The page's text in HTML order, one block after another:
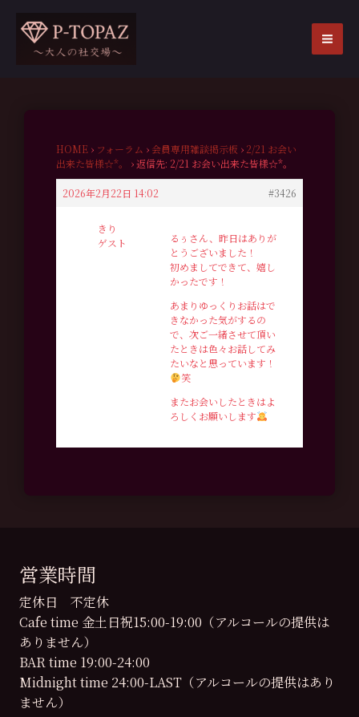
HOME › フォーラム › 会員専用雑談掲示板 › 2/21 お会い
出来た皆様☆*。
›返信先: 2/21 お会い出来た皆様☆*。
2026年2月22日 14:02 #3426
きり
ゲスト
るぅさん、昨日はありが
とうございました！
初めましてできて、嬉し
かったです！
あまりゆっくりお話はで
きなかった気がするの
で、次ご一緒させて頂い
たときは色々お話してみ
たいなと思っています！
笑
またお会いしたときはよ
ろしくお願いします
営業時間
定休日 不定休
Cafe time 金土日祝15:00-19:00（アルコールの提供は
ありません）
BAR time 19:00-24:00
Midnight time 24:00-LAST（アルコールの提供はあり
ません）